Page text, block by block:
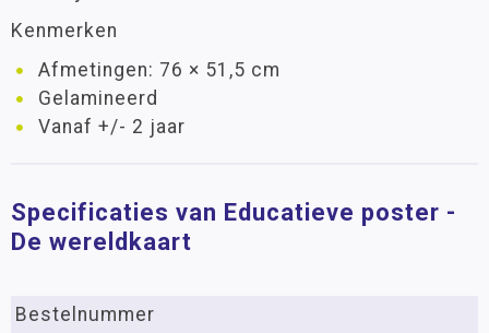
Kenmerken
Afmetingen: 76 × 51,5 cm
Gelamineerd
Vanaf +/- 2 jaar
Specificaties van Educatieve poster -
De wereldkaart
Bestelnummer